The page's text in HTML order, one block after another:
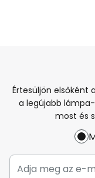
Értesüljön elsőként
a legújabb
most és